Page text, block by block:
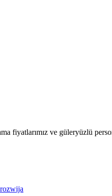
fiyatlarımız ve güleryüzlü